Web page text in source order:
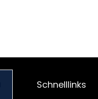
Schnelllinks